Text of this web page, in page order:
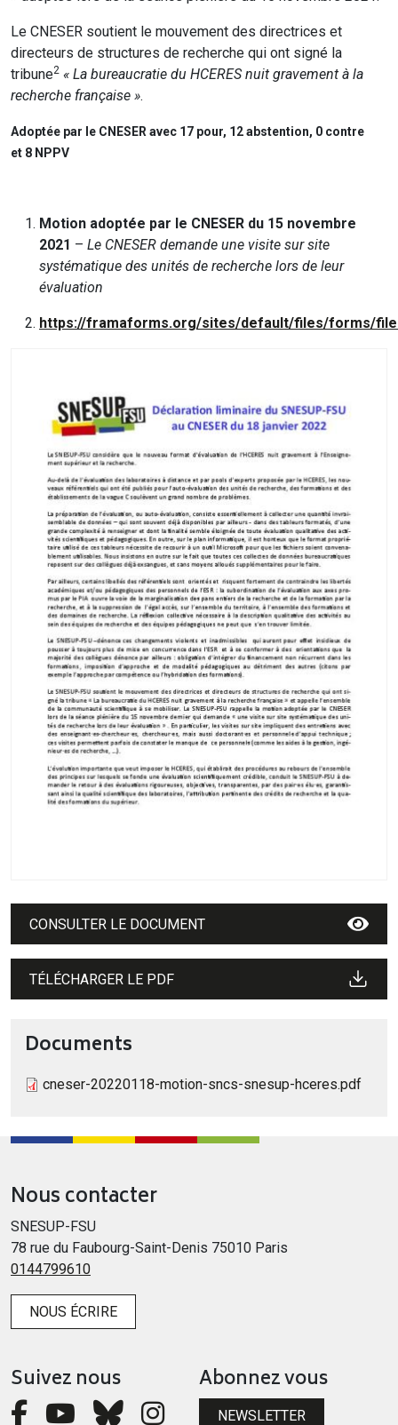
Le CNESER soutient le mouvement des directrices et
directeurs de structures de recherche qui ont signé la
tribune2 « La bureaucratie du HCERES nuit gravement à la
recherche française ».
Adoptée par le CNESER avec 17 pour, 12 abstention, 0 contre
et 8 NPPV
Motion adoptée par le CNESER du 15 novembre
2021 – Le CNESER demande une visite sur site
systématique des unités de recherche lors de leur
évaluation
https://framaforms.org/sites/default/files/forms/
CONSULTER LE DOCUMENT
TÉLÉCHARGER LE PDF
Documents
cneser-20220118-motion-sncs-snesup-hceres.pdf
Nous contacter
SNESUP-FSU
78 rue du Faubourg-Saint-Denis 75010 Paris
0144799610
NOUS ÉCRIRE
Suivez nous Abonnez vous
NEWSLETTER